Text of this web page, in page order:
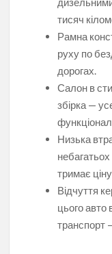
тисяч
Рамна
руху по
дорогах.
Салон в
збірка —
Низька
тримає
Відчуття
цього авто
транспорт